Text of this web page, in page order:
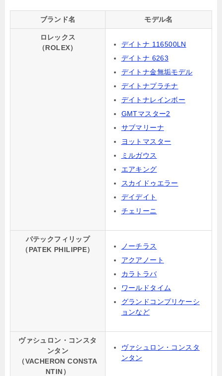
ブランド名 モデル名
ロレックス
（ROLEX）
デイトナ 116500LN
デイトナ 6263
デイトナ金無垢モデル
デイトナプラチナ
デイトナレインボー
GMTマスター2
サブマリーナ
ヨットマスター
ミルガウス
エアキング
スカイドゥエラー
デイデイト
チェリーニ
パテックフィリップ
（PATEK PHILIPPE）
ノーチラス
アクアノート
カラトラバ
ワールドタイム
グランドコンプリケーシ
ョンなど
ヴァシュロン・コンスタ
ンタン
（VACHERON CONSTA
NTIN）
ヴァシュロン・コンスタ
ンタン